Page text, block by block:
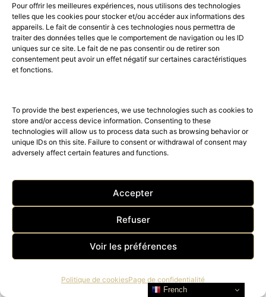
Pour offrir les meilleures expériences, nous utilisons des technologies
telles que les cookies pour stocker et/ou accéder aux informations des
appareils. Le fait de consentir à ces technologies nous permettra de
traiter des données telles que le comportement de navigation ou les ID
uniques sur ce site. Le fait de ne pas consentir ou de retirer son
consentement peut avoir un effet négatif sur certaines caractéristiques
et fonctions.
To provide the best experiences, we use technologies such as cookies to
store and/or access device information. Consenting to these
technologies will allow us to process data such as browsing behavior or
unique IDs on this site. Failure to consent or withdrawal of consent may
adversely affect certain features and functions.
Accepter
Refuser
Voir les préférences
Politique de cookiesPage de confidentialité
Lenny Kravitz porte une Jaeger-
LeCoultre lors de la cérémonie
des Oscars
Lenny Kravitz, quatre fois lauréat des Grammy Awards, a
interprêté le traditionnel hommage des Oscars aux talents
French